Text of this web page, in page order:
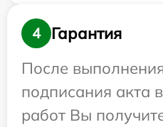
4
Гарантия
После
подписания акта
работ Вы